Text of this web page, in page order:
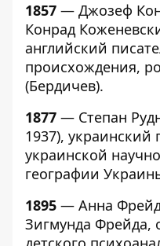
1857 — Джозеф
Конрад
английский
происхождения,
(Бердичев).
1877 — Степан
1937), украинский
украинской
географии
1895 — Анна Фрейд
Зигмунда Фрейда,